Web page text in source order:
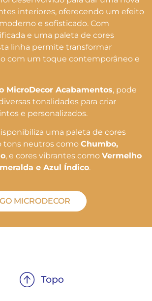
interiores, oferecendo um efeito
moderno e sofisticado. Com
e uma paleta de cores
linha permite transformar
com um toque contemporâneo e
MicroDecor Acabamentos, pode
tonalidades para criar
e personalizados.
uma paleta de cores
tons neutros como Chumbo,
, e cores vibrantes como Vermelho
e Azul Índico.
MICRODECOR